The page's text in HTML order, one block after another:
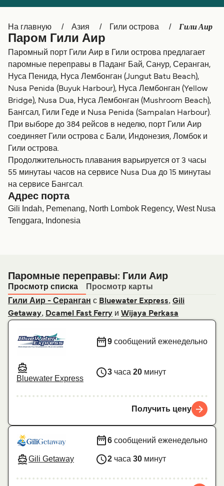
Ελλάδα Belgique (FR)
Polska Deutschland
Schweiz (DE) Norge
Україна Indonesia
المغرب Maroc (FR)
На главную Азия Гили острова Гили Аир
Паром Гили Аир
Паромный порт Гили Аир в Гили острова предлагает
паромные переправы в Паданг Бай, Санур, Серанган,
Нуса Пенида, Нуса Лембонган (Jungut Batu Beach),
Nusa Penida (Buyuk Harbour), Нуса Лембонган (Yellow
Bridge), Nusa Dua, Нуса Лембонган (Mushroom Beach),
Бангсал, Гили Геде и Nusa Penida (Sampalan Harbour).
При выборе до 384 рейсов в неделю, порт Гили Аир
соединяет Гили острова с Бали, Индонезия, Ломбок и
Гили острова.
Продолжительность плавания варьируется от 3 часы
55 минутаы часов на сервисе Nusa Dua до 15 минутаы
на сервисе Бангсал.
Адрес порта
Gili Indah, Pemenang, North Lombok Regency, West Nusa
Tenggara, Indonesia
Паромные переправы: Гили Аир
Просмотр списка
Просмотр карты
Гили Аир - Серанган с Bluewater Express, Gili
Getaway, Dcamel Fast Ferry и Wijaya Perkasa
Bluewater Express
9 сообщений еженедельно
3 часа 20 минут
Получить цену
Gili Getaway
6 сообщений еженедельно
2 часа 30 минут